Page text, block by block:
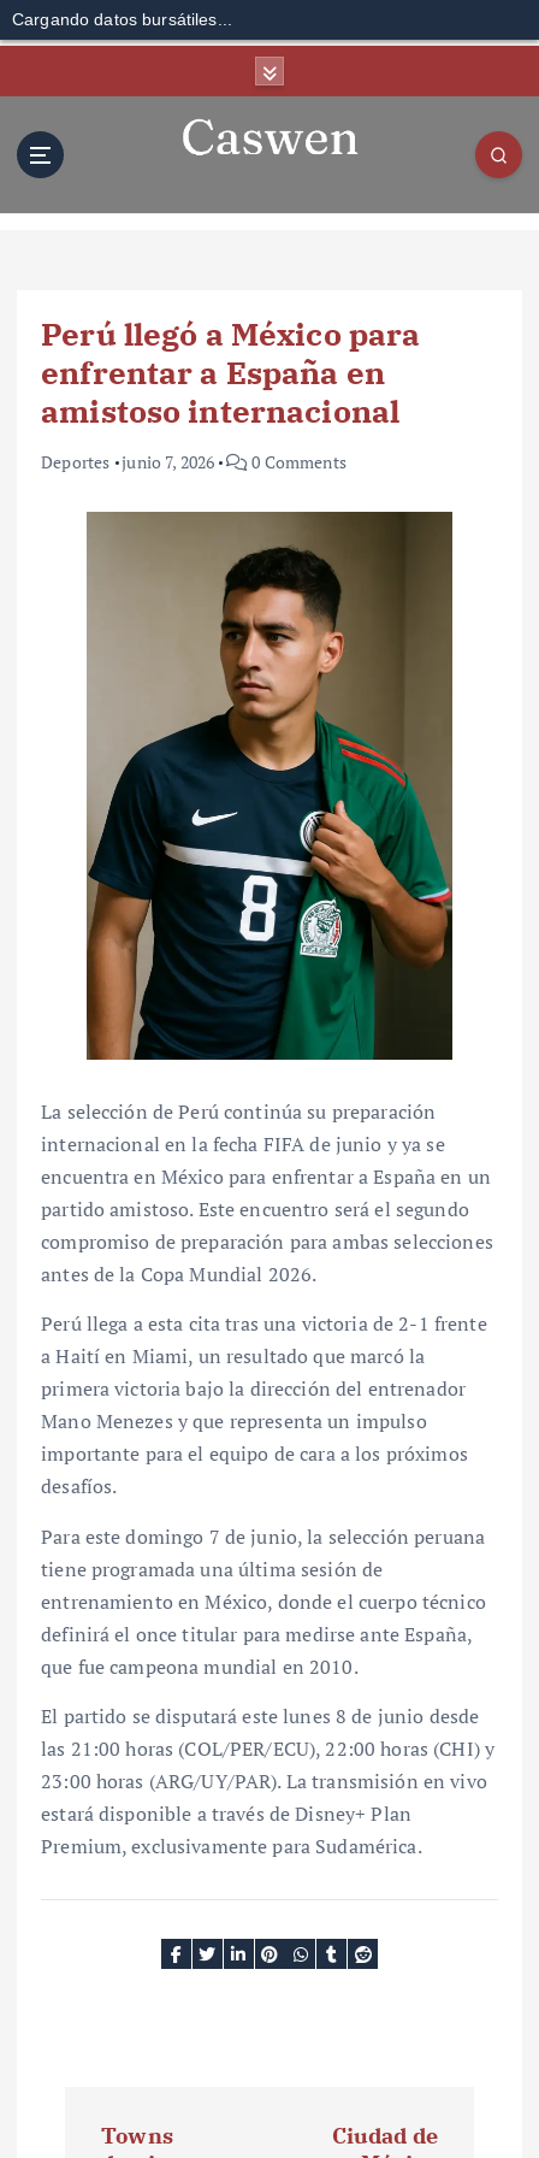
Cargando datos bursátiles...
Perú llegó a México para
enfrentar a España en
amistoso internacional
Deportes junio 7, 2026 0 Comments
La selección de Perú continúa su preparación
internacional en la fecha FIFA de junio y ya se
encuentra en México para enfrentar a España en un
partido amistoso. Este encuentro será el segundo
compromiso de preparación para ambas selecciones
antes de la Copa Mundial 2026.
Perú llega a esta cita tras una victoria de 2-1 frente
a Haití en Miami, un resultado que marcó la
primera victoria bajo la dirección del entrenador
Mano Menezes y que representa un impulso
importante para el equipo de cara a los próximos
desafíos.
Para este domingo 7 de junio, la selección peruana
tiene programada una última sesión de
entrenamiento en México, donde el cuerpo técnico
definirá el once titular para medirse ante España,
que fue campeona mundial en 2010.
El partido se disputará este lunes 8 de junio desde
las 21:00 horas (COL/PER/ECU), 22:00 horas (CHI) y
23:00 horas (ARG/UY/PAR). La transmisión en vivo
estará disponible a través de Disney+ Plan
Premium, exclusivamente para Sudamérica.
Towns
Ciudad de